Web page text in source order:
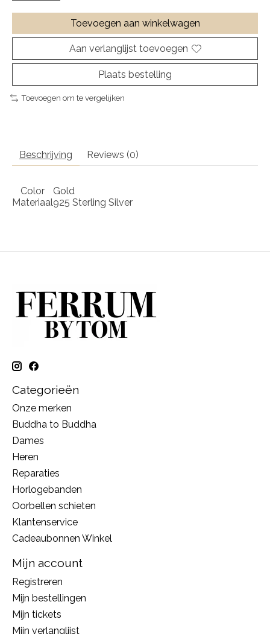
Toevoegen aan winkelwagen
Aan verlanglijst toevoegen
Plaats bestelling
Toevoegen om te vergelijken
Beschrijving Reviews (0)
Color
Gold
Materiaal925 Sterling Silver
Categorieën
Onze merken
Buddha to Buddha
Dames
Heren
Reparaties
Horlogebanden
Oorbellen schieten
Klantenservice
Cadeaubonnen Winkel
Mijn account
Registreren
Mijn bestellingen
Mijn tickets
Mijn verlanglijst